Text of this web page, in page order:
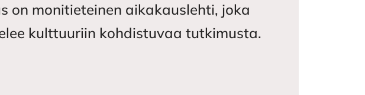
on monitieteinen aikakauslehti, joka
kulttuuriin kohdistuvaa tutkimusta.